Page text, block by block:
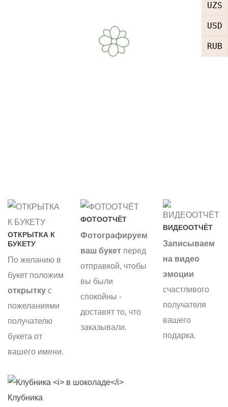
UZS
USD
RUB
ОТКРЫТКА К
БУКЕТУ
По желанию в
букет положим
открытку с
пожеланиями
получателю
букета от
вашего имени.
ФОТООТЧЁТ
Фотографируем
ваш букет перед
отправкой, чтобы
вы были
спокойны -
доставят то, что
заказывали.
ВИДЕООТЧЁТ
Записываем
на видео
эмоции
счастливого
получателя
вашего
подарка.
Клубника